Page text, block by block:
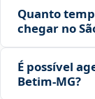
Quanto
chegar no
É possível
Betim‑MG?